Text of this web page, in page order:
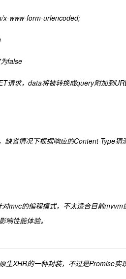
x-www-form-urlencoded;
false
请求，data将被转换成query附加到
缺省情况下根据响应的Content-Type猜
mvc的编程模式，不太适合目前
响性能体验。
生XHR的一种封装，不过是Promise实